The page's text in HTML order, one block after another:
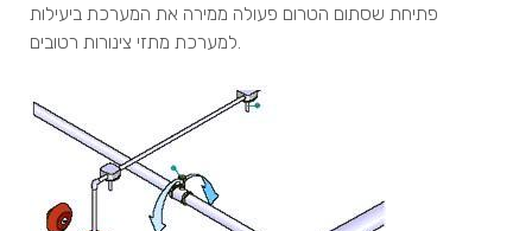
פתיחת שסתום הטרום פעולה ממירה את המערכת ביעילות